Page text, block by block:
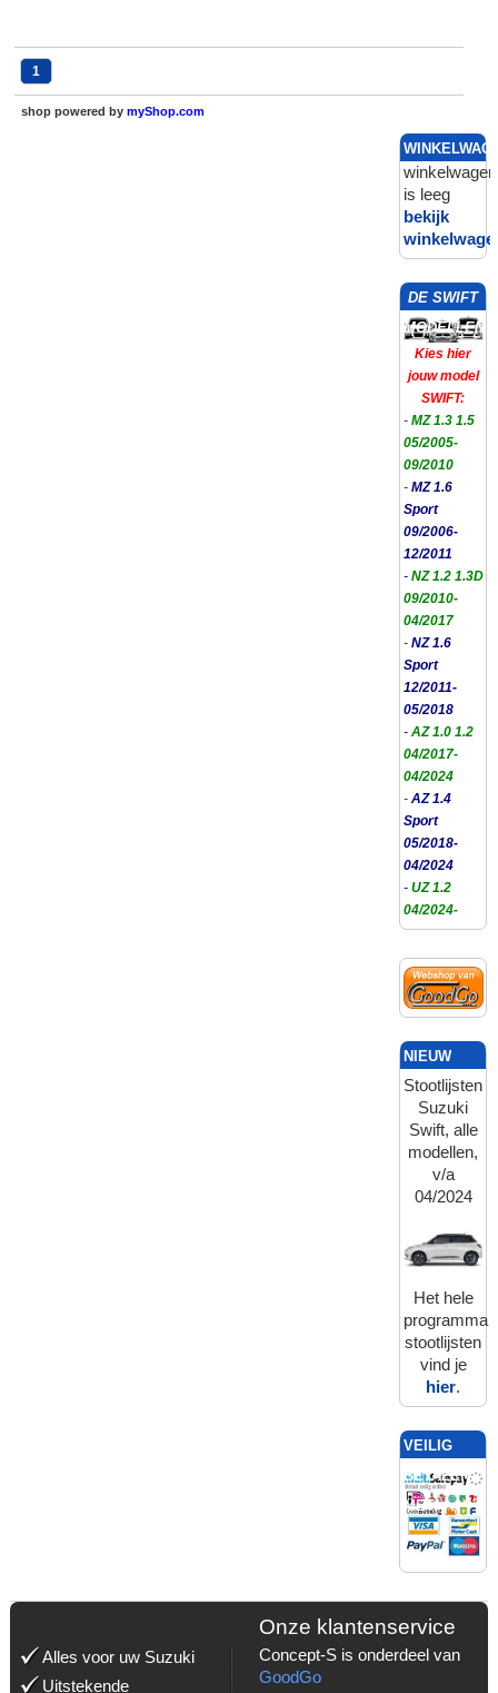
1
shop powered bymyShop.com
winkelwagen
is leeg
bekijk
DE SWIFT
MODELLEN
Kies hier
jouw model
SWIFT:
- MZ 1.3 1.5
05/2005-
09/2010
- MZ 1.6
Sport
09/2006-
12/2011
- NZ 1.2 1.3D
09/2010-
04/2017
- NZ 1.6
Sport
12/2011-
05/2018
- AZ 1.0 1.2
04/2017-
04/2024
- AZ 1.4
Sport
05/2018-
04/2024
- UZ 1.2
04/2024-
NIEUW
Stootlijsten
Suzuki
Swift, alle
modellen,
v/a
04/2024
Het hele
programma
stootlijsten
vind je
hier.
VEILIG
BETALEN
MET:
Alles voor uw Suzuki
Uitstekende
Onze klantenservice
Concept-S is onderdeel van
GoodGo